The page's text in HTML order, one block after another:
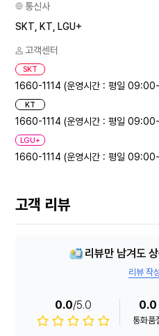
통신사
SKT, KT, LGU+
고객센터
SKT
1660-1114 (운영시간 : 평일
KT
1660-1114 (운영시간 : 평일
LGU+
1660-1114 (운영시간 : 평일
고객 리뷰
리뷰만 남겨도
리뷰 작
0.0/5.0 0.0
통화품